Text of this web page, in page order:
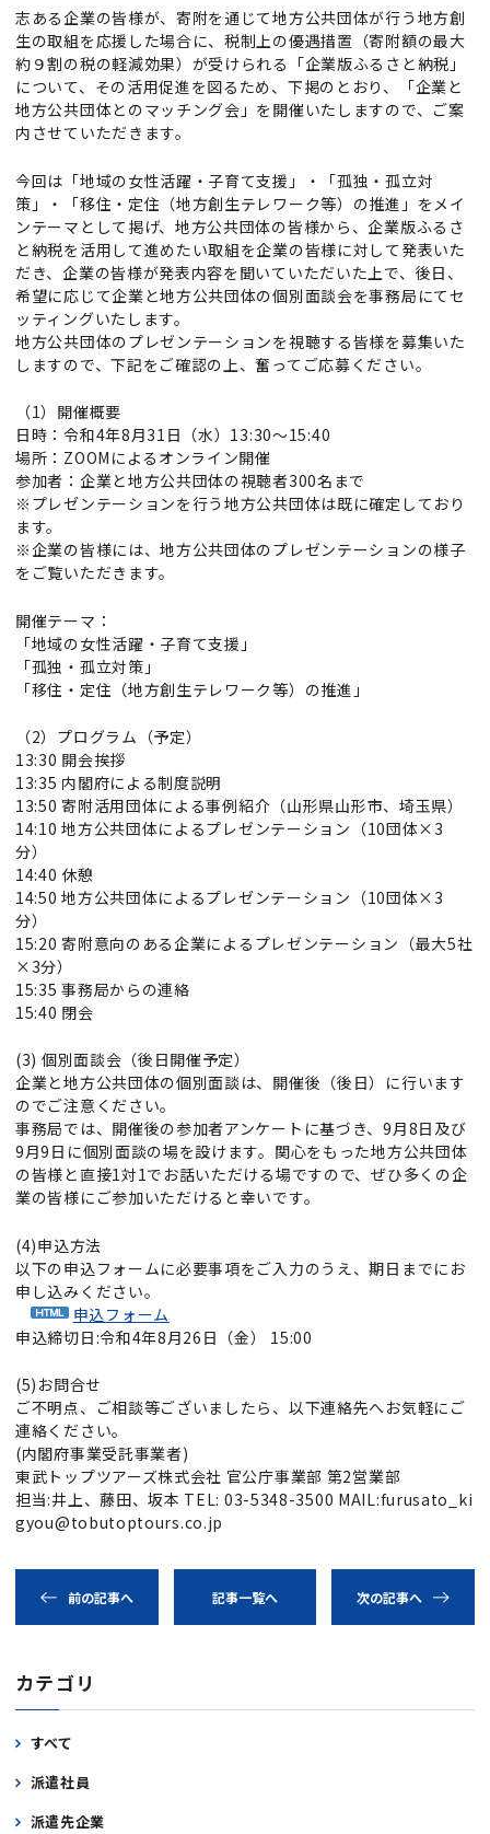
志ある企業の皆様が、寄附を通じて地方公共団体が行う地方創
生の取組を応援した場合に、税制上の優遇措置（寄附額の最大
約９割の税の軽減効果）が受けられる「企業版ふるさと納税」
について、その活用促進を図るため、下掲のとおり、「企業と
地方公共団体とのマッチング会」を開催いたしますので、ご案
内させていただきます。
今回は「地域の女性活躍・子育て支援」・「孤独・孤立対
策」・「移住・定住（地方創生テレワーク等）の推進」をメイ
ンテーマとして掲げ、地方公共団体の皆様から、企業版ふるさ
と納税を活用して進めたい取組を企業の皆様に対して発表いた
だき、企業の皆様が発表内容を聞いていただいた上で、後日、
希望に応じて企業と地方公共団体の個別面談会を事務局にてセ
ッティングいたします。
地方公共団体のプレゼンテーションを視聴する皆様を募集いた
しますので、下記をご確認の上、奮ってご応募ください。
（1）開催概要
日時：令和4年8月31日（水）13:30～15:40
場所：ZOOMによるオンライン開催
参加者：企業と地方公共団体の視聴者300名まで
※プレゼンテーションを行う地方公共団体は既に確定しており
ます。
※企業の皆様には、地方公共団体のプレゼンテーションの様子
をご覧いただきます。
開催テーマ：
「地域の女性活躍・子育て支援」
「孤独・孤立対策」
「移住・定住（地方創生テレワーク等）の推進」
（2）プログラム（予定）
13:30 開会挨拶
13:35 内閣府による制度説明
13:50 寄附活用団体による事例紹介（山形県山形市、埼玉県）
14:10 地方公共団体によるプレゼンテーション（10団体×3
分）
14:40 休憩
14:50 地方公共団体によるプレゼンテーション（10団体×3
分）
15:20 寄附意向のある企業によるプレゼンテーション（最大5社
×3分）
15:35 事務局からの連絡
15:40 閉会
(3) 個別面談会（後日開催予定）
企業と地方公共団体の個別面談は、開催後（後日）に行います
のでご注意ください。
事務局では、開催後の参加者アンケートに基づき、9月8日及び
9月9日に個別面談の場を設けます。関心をもった地方公共団体
の皆様と直接1対1でお話いただける場ですので、ぜひ多くの企
業の皆様にご参加いただけると幸いです。
(4)申込方法
以下の申込フォームに必要事項をご入力のうえ、期日までにお
申し込みください。
申込フォーム
申込締切日:令和4年8月26日（金） 15:00
(5)お問合せ
ご不明点、ご相談等ございましたら、以下連絡先へお気軽にご
連絡ください。
(内閣府事業受託事業者)
東武トップツアーズ株式会社 官公庁事業部 第2営業部
担当:井上、藤田、坂本 TEL: 03-5348-3500 MAIL:furusato_ki
gyou@tobutoptours.co.jp
前の記事へ 記事一覧へ 次の記事へ
カテゴリ
すべて
派遣社員
派遣先企業